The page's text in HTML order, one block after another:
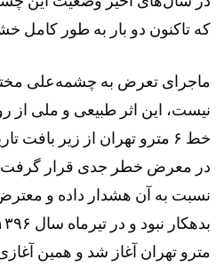
که تاکنون دو بار به طور
ماجرای تعرض به چشمه‌علی
نیست، این اثر طبیعی و ملی از
خط ۶ مترو تهران از زیر
در معرض خطر جدی قرار گرفت
نسبت به آن هشدار داده و
مترو تهران آغاز شد و همین